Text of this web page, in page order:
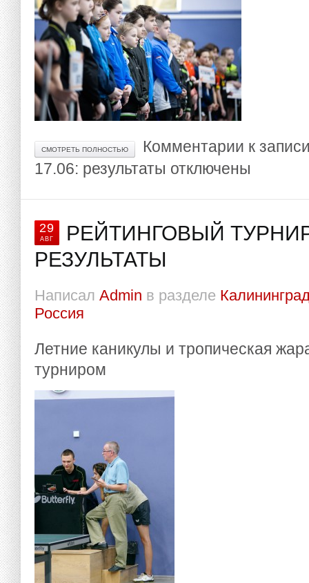
СМОТРЕТЬ ПОЛНОСТЬЮ Комментарии к
17.06: результаты отключены
29
АВГ
РЕЙТИНГОВЫЙ ТУРНИР
РЕЗУЛЬТАТЫ
Написал Admin в разделе
Россия
Летние каникулы и тропическая
турниром